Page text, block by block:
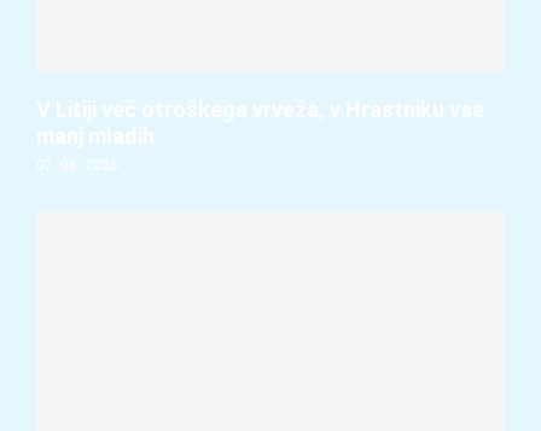
V Litiji več otroškega vrveža, v Hrastniku vse
manj mladih
07. 08. 2026